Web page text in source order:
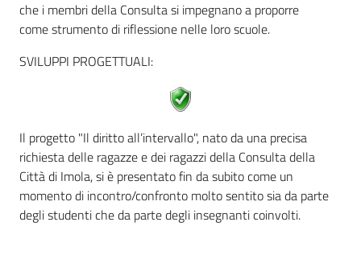
che i membri della Consulta si impegnano a proporre
come strumento di riflessione nelle loro scuole.
SVILUPPI PROGETTUALI:
Il progetto "Il diritto all’intervallo", nato da una precisa
richiesta delle ragazze e dei ragazzi della Consulta della
Città di Imola, si è presentato fin da subito come un
momento di incontro/confronto molto sentito sia da parte
degli studenti che da parte degli insegnanti coinvolti.